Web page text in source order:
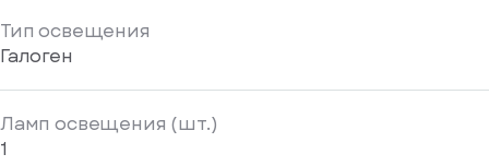
Тип освещения
Галоген
Ламп освещения (шт.)
1